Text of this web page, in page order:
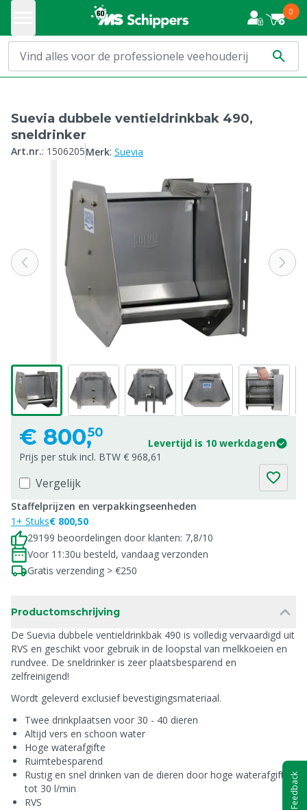
0
Suevia dubbele ventieldrinkbak 490,
sneldrinker
Art.nr.: 1506205Merk: Suevia
€ 800,50
Levertijd is 10 werkdagen
Prijs per stuk incl. BTW € 968,61
Vergelijk
Staffelprijzen en verpakkingseenheden
1+ Stuks€ 800,50
29199 beoordelingen door klanten: 7,8/10
Voor 11:30u besteld, vandaag verzonden
Gratis verzending > €250
Productomschrijving
De Suevia dubbele ventieldrinkbak 490 is volledig vervaardigd uit
RVS en geschikt voor gebruik in de loopstal van melkkoeien en
rundvee. De sneldrinker is zeer plaatsbesparend en
zelfreinigend!
Wordt geleverd exclusief bevestigingsmateriaal.
Twee drinkplaatsen voor 30 - 40 dieren
Altijd vers en schoon water
Hoge waterafgifte
Ruimtebesparend
Rustig en snel drinken van de dieren door hoge waterafgifte
tot 30 l/min
RVS
Feedback